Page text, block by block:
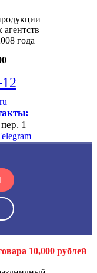
года
1
10,000 рублей